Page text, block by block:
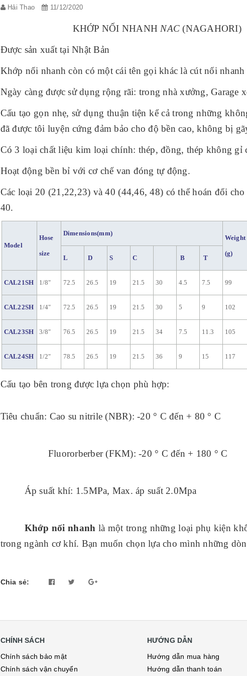
Hải Thao 11/12/2020
KHỚP NỐI NHANH NAC (NAGAHORI)
Được sản xuất tại Nhật Bản
Khớp nối nhanh còn có một cái tên gọi khác là cút nối
Ngày càng được sử dụng rộng rãi: trong nhà xưởng, Garage
Cấu tạo gọn nhẹ, sử dụng thuận tiện kể cả trong những
đã được tôi luyện cứng đảm bảo cho độ bền cao, không bị
Có 3 loại chất liệu kim loại chính: thép, đồng, thép không
Hoạt động bền bỉ với cơ chế van đóng tự động.
Các loại 20 (21,22,23) và 40 (44,46, 48) có thể hoán đổi
40.
Model
Hose
size
Dimensions(mm)
Weight
(g)
L D S C B T
CAL21SH 1/8" 72.5 26.5 19 21.5 30 4.5 7.5 99
CAL22SH 1/4" 72.5 26.5 19 21.5 30 5 9 102
CAL23SH 3/8" 76.5 26.5 19 21.5 34 7.5 11.3 105
CAL24SH 1/2" 78.5 26.5 19 21.5 36 9 15 117
Cấu tạo bên trong được lựa chọn phù hợp:
Tiêu chuẩn: Cao su nitrile (NBR): -20 ° C đến + 80 ° C
Fluororberber (FKM): -20 ° C đến + 180 ° C
Áp suất khí: 1.5MPa, Max. áp suất 2.0Mpa
Khớp nối nhanh là một trong những loại phụ kiện
trong ngành cơ khí. Bạn muốn chọn lựa cho mình những
Chia sẻ:
CHÍNH SÁCH
Chính sách bảo mật
Chính sách vận chuyển
HƯỚNG DẪN
Hướng dẫn mua hàng
Hướng dẫn thanh toán